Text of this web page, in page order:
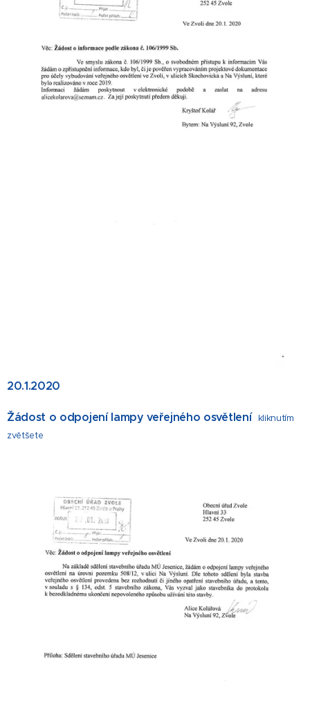
20.1.2020
Žádost o odpojení lampy veřejného osvětlení kliknutím
zvětšete